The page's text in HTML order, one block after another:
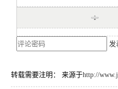
发
转载需要注明： 来源于http://